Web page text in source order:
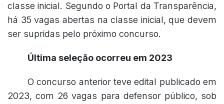
classe inicial. Segundo o Portal da Transparência,
há 35 vagas abertas na classe inicial, que devem
ser supridas pelo próximo concurso.
Última seleção ocorreu em 2023
O concurso anterior teve edital publicado em
2023, com 26 vagas para defensor público, sob